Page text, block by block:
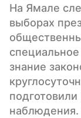
На Ямале
выборах
знание